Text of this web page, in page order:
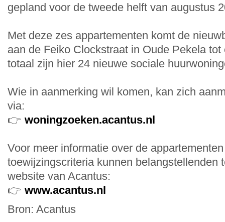
gepland voor de tweede helft van augustus
Met deze zes appartementen komt de
aan de Feiko Clockstraat in Oude Pekela tot
totaal zijn hier 24 nieuwe sociale
Wie in aanmerking wil komen, kan zich
via:
👉 woningzoeken.acantus.nl
Voor meer informatie over de
toewijzingscriteria kunnen belangstellenden
website van Acantus:
👉 www.acantus.nl
Bron: Acantus